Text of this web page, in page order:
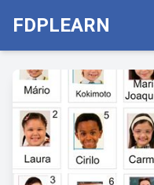
FDPLEARN